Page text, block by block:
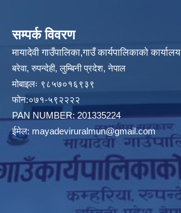
सम्पर्क विवरण
मायादेवी गाउँपालिका,गाउँ कार्यपालिकाको कार्यालय
बरेवा, रुपन्देही, लुम्बिनी प्रदेश, नेपाल
मोबाइलः ९८५७०१६९३९
फोन:०७१-५९२२२२
PAN NUMBER: 201335224
ईमेल: mayadeviruralmun@gmail.com